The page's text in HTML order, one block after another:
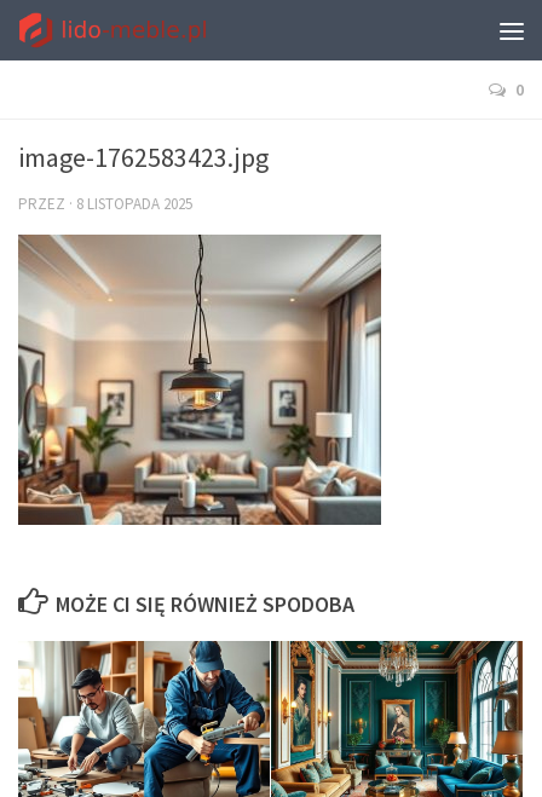
0
image-1762583423.jpg
PRZEZ · 8 LISTOPADA 2025
MOŻE CI SIĘ RÓWNIEŻ SPODOBA